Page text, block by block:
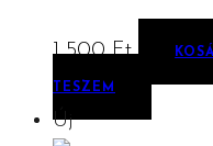
1 500Ft
TESZEM
Új